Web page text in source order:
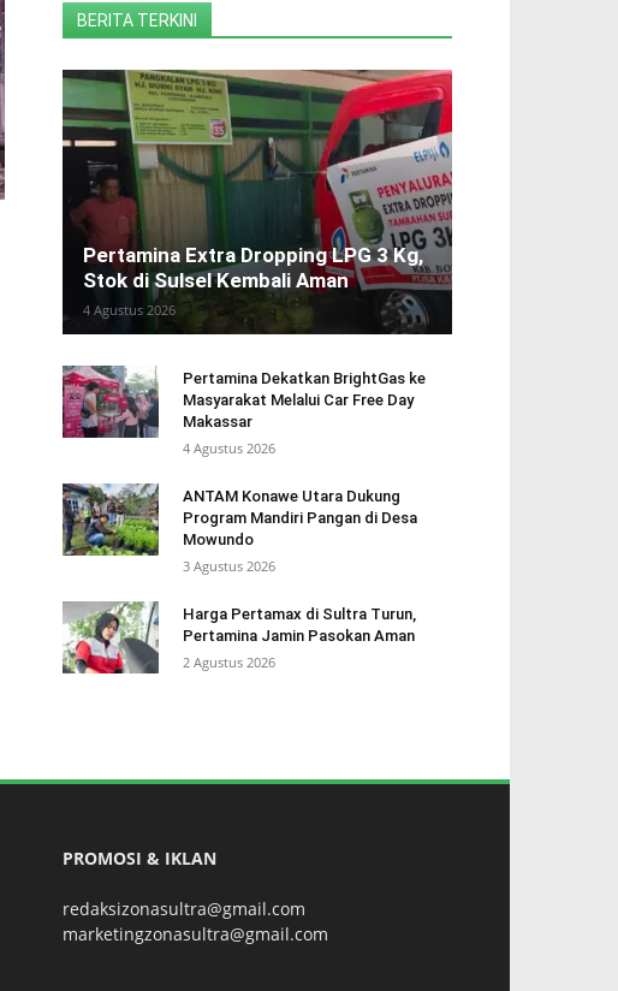
BERITA TERKINI
Pertamina Extra Dropping LPG 3 Kg,
Stok di Sulsel Kembali Aman
4 Agustus 2026
Pertamina Dekatkan BrightGas ke
Masyarakat Melalui Car Free Day
Makassar
4 Agustus 2026
ANTAM Konawe Utara Dukung
Program Mandiri Pangan di Desa
Mowundo
3 Agustus 2026
Harga Pertamax di Sultra Turun,
Pertamina Jamin Pasokan Aman
2 Agustus 2026
PROMOSI & IKLAN
redaksizonasultra@gmail.com
marketingzonasultra@gmail.com